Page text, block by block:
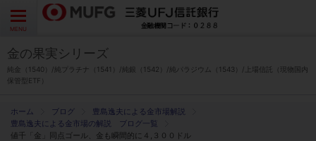
CLOSE
MENU
ブログ
豊島逸夫による金市場解説
豊島逸夫による金市場の解説 ブログ一覧
値千「金」同点ゴール、金も瞬間的に４,３００ドル
金の果実シリーズ
純金（1540）/純プラチナ（1541）/純銀（1542）/純パラジウム（1543）/上場信託（現物国内
保管型ETF）
金の果実シリーズとは
特徴とメリット
よくあるご質問 お問い合わせ